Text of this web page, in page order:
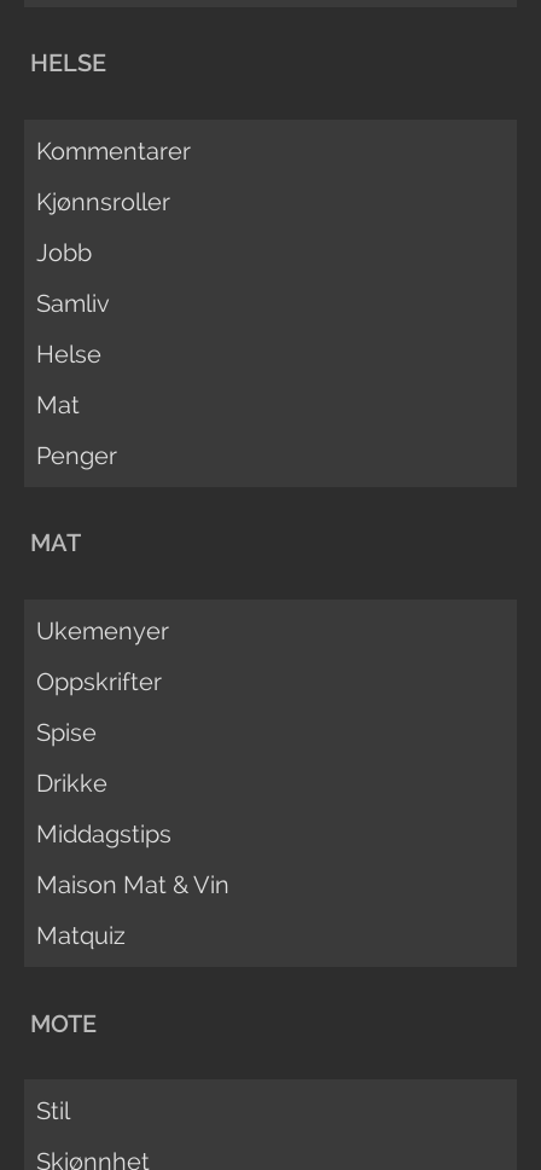
HELSE
Kommentarer
Kjønnsroller
Jobb
Samliv
Helse
Mat
Penger
MAT
Ukemenyer
Oppskrifter
Spise
Drikke
Middagstips
Maison Mat & Vin
Matquiz
MOTE
Stil
Skjønnhet